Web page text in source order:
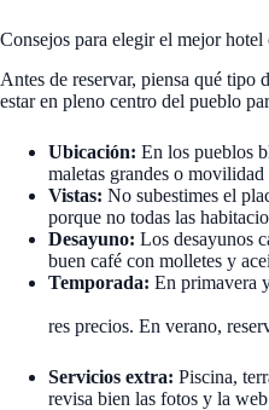
Consejos para elegir el mejor
Antes de reservar, piensa qué tipo
estar en pleno centro del pueblo
Ubicación: En los pueblos
maletas grandes o
Vistas: No subestimes el
porque no todas las
Desayuno: Los desayunos
buen café con molletes y
Temporada: En primavera
res precios. En verano,
Servicios extra: Piscina,
revisa bien las fotos y la